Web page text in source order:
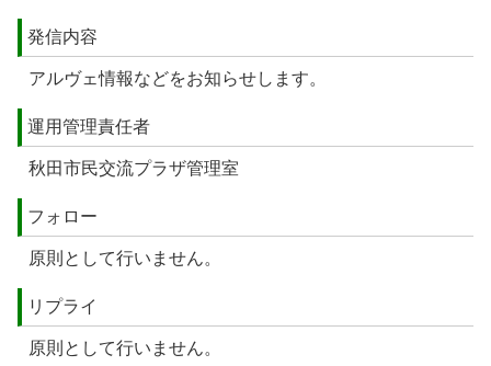
発信内容
アルヴェ情報などをお知らせします。
運用管理責任者
秋田市民交流プラザ管理室
フォロー
原則として行いません。
リプライ
原則として行いません。